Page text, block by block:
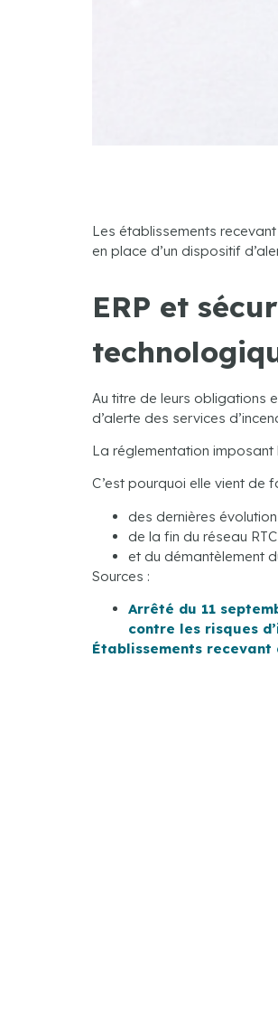
Les établissements
en place d’un dispositif
ERP et
Au titre de leurs obligations
d’alerte des services
La réglementation
C’est pourquoi elle vient de
des dernières
de la fin du réseau
et du démantèlement
Sources :
Arrêté du 11
contre les risques
Établissements recevant